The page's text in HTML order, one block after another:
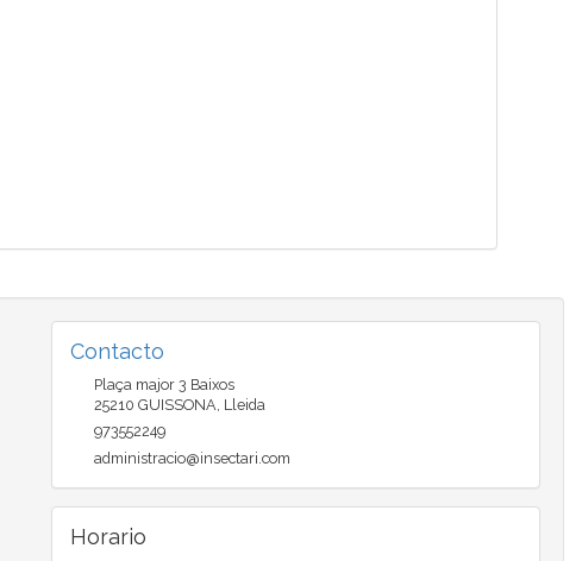
Contacto
Plaça major 3 Baixos
25210 GUISSONA, Lleida
973552249
administracio@insectari.com
Horario